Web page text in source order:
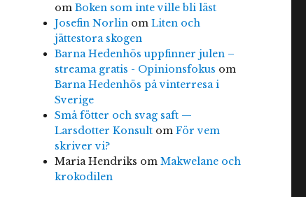
omBoken som inte ville bli läst
Josefin Norlin omLiten och
jättestora skogen
Barna Hedenhös uppfinner julen –
streama gratis - Opinionsfokus om
Barna Hedenhös på vinterresa i
Sverige
Små fötter och svag saft —
Larsdotter Konsult omFör vem
skriver vi?
Maria Hendriks omMakwelane och
krokodilen